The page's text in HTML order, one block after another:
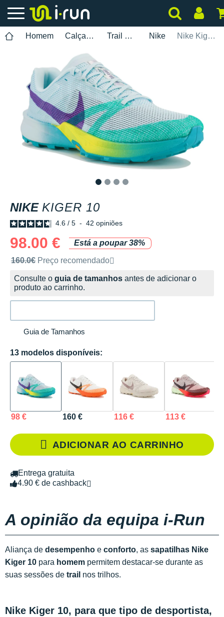
Homem Calçados Trail Running Nike Nike Kiger 10
NIKE KIGER 10
4.6 / 5 - 42 opiniões
98.00 €
Está a poupar 38%
Preço de venda recomendado pela marca
160.0€ Preço recomendado
Consulte o guia de tamanhos antes de adicionar o
produto ao carrinho.
Guia de Tamanhos
13 modelos disponíveis:
98 € 160 € 116 € 113 €
ADICIONAR AO CARRINHO
Entrega gratuita
4.90 € de cashback
A opinião da equipa i-Run
Aliança de desempenho e conforto, as sapatilhas Nike
Kiger 10 para homem permitem destacar-se durante as
suas sessões de trail nos trilhos.
Nike Kiger 10, para que tipo de desportista,